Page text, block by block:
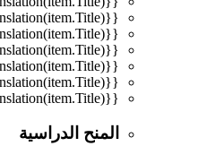
{{mmc.getCurrentTranslation(item.Title)}}
{{mmc.getCurrentTranslation(item.Title)}}
{{mmc.getCurrentTranslation(item.Title)}}
{{mmc.getCurrentTranslation(item.Title)}}
{{mmc.getCurrentTranslation(item.Title)}}
{{mmc.getCurrentTranslation(item.Title)}}
المنح الدراسية